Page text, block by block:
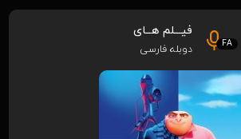
FA
فیـــلم هــای
دوبله فارسی